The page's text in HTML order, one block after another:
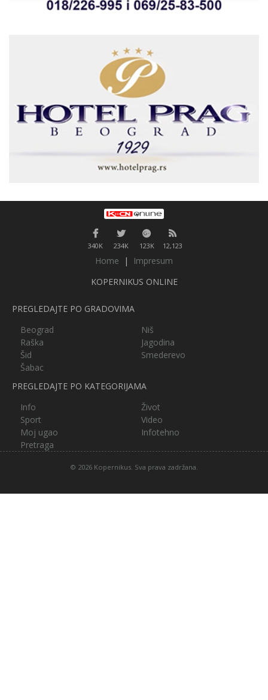
340K 234K 123K 12,123
Home |
Impresum
KOPERNIKUS ONLINE
PREGLEDAJTE PO GRADOVIMA
Beograd
Niš
Raška
Jagodina
Šid
Smederevo
Šabac
PREGLEDAJTE PO KATEGORIJAMA
Info
Život
Sport
Video
Moj ugao
Infotehno
Pretraga
© 2026 Kopernikus. Sva prava zadržana.